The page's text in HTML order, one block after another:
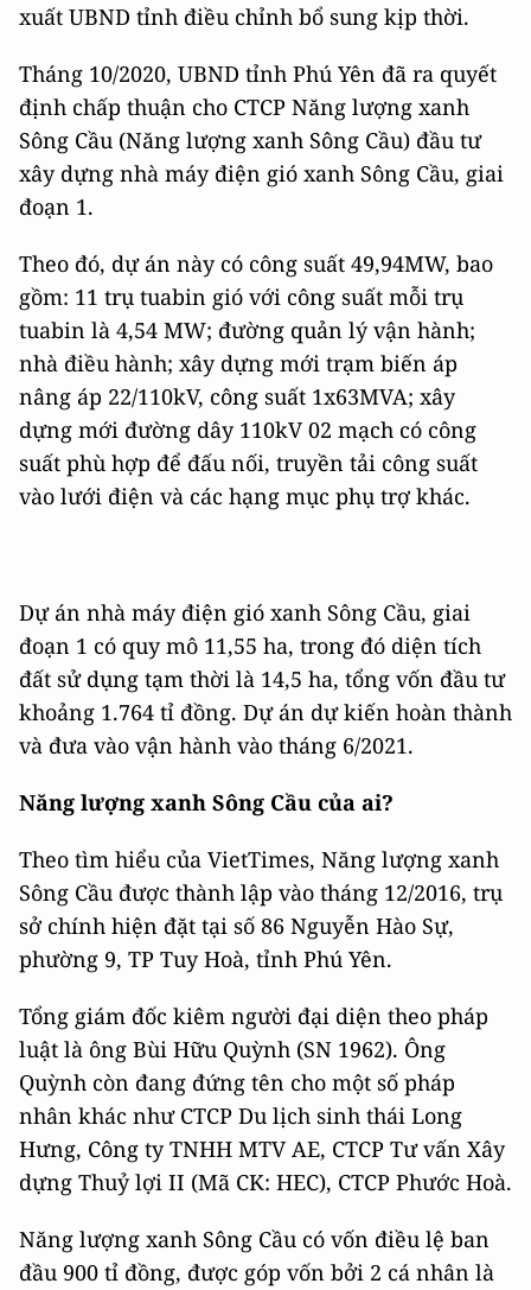
xuất UBND tỉnh điều chỉnh bổ sung kịp thời.
Tháng 10/2020, UBND tỉnh Phú Yên đã ra quyết
định chấp thuận cho CTCP Năng lượng xanh
Sông Cầu (Năng lượng xanh Sông Cầu) đầu tư
xây dựng nhà máy điện gió xanh Sông Cầu, giai
đoạn 1.
Theo đó, dự án này có công suất 49,94MW, bao
gồm: 11 trụ tuabin gió với công suất mỗi trụ
tuabin là 4,54 MW; đường quản lý vận hành;
nhà điều hành; xây dựng mới trạm biến áp
nâng áp 22/110kV, công suất 1x63MVA; xây
dựng mới đường dây 110kV 02 mạch có công
suất phù hợp để đấu nối, truyền tải công suất
vào lưới điện và các hạng mục phụ trợ khác.
Dự án nhà máy điện gió xanh Sông Cầu, giai
đoạn 1 có quy mô 11,55 ha, trong đó diện tích
đất sử dụng tạm thời là 14,5 ha, tổng vốn đầu tư
khoảng 1.764 tỉ đồng. Dự án dự kiến hoàn thành
và đưa vào vận hành vào tháng 6/2021.
Năng lượng xanh Sông Cầu của ai?
Theo tìm hiểu của VietTimes, Năng lượng xanh
Sông Cầu được thành lập vào tháng 12/2016, trụ
sở chính hiện đặt tại số 86 Nguyễn Hào Sự,
phường 9, TP Tuy Hoà, tỉnh Phú Yên.
Tổng giám đốc kiêm người đại diện theo pháp
luật là ông Bùi Hữu Quỳnh (SN 1962). Ông
Quỳnh còn đang đứng tên cho một số pháp
nhân khác như CTCP Du lịch sinh thái Long
Hưng, Công ty TNHH MTV AE, CTCP Tư vấn Xây
dựng Thuỷ lợi II (Mã CK: HEC), CTCP Phước Hoà.
Năng lượng xanh Sông Cầu có vốn điều lệ ban
đầu 900 tỉ đồng, được góp vốn bởi 2 cá nhân là